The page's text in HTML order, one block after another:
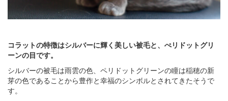
コラットの特徴はシルバーに輝く美しい被毛と、ぺリドットグリ
ーンの目です。
シルバーの被毛は雨雲の色、ペリドットグリーンの瞳は稲穂の新
芽の色であることから豊作と幸福のシンボルとされてきたそうで
す。